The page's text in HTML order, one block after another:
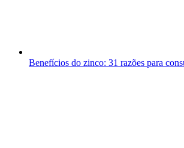
Benefícios do zinco: 31 razões para